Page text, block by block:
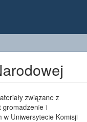
związane z
gromadzenie i
Uniwersytecie Komisji